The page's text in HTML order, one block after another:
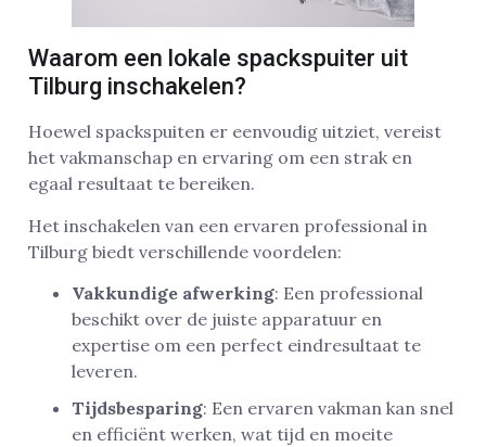
Waarom een lokale spackspuiter uit
Tilburg inschakelen?
Hoewel spackspuiten er eenvoudig uitziet, vereist
het vakmanschap en ervaring om een strak en
egaal resultaat te bereiken.
Het inschakelen van een ervaren professional in
Tilburg biedt verschillende voordelen:
Vakkundige afwerking: Een professional
beschikt over de juiste apparatuur en
expertise om een perfect eindresultaat te
leveren.
Tijdsbesparing: Een ervaren vakman kan snel
en efficiënt werken, wat tijd en moeite